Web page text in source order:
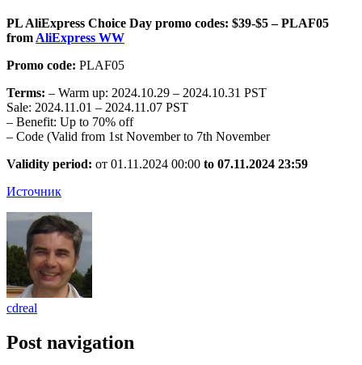
PL AliExpress Choice Day promo codes: $39-$5 – PLAF05
from AliExpress WW
Promo code: PLAF05
Terms: – Warm up: 2024.10.29 – 2024.10.31 PST
Sale: 2024.11.01 – 2024.11.07 PST
– Benefit: Up to 70% off
– Code (Valid from 1st November to 7th November
Validity period: от 01.11.2024 00:00 to 07.11.2024 23:59
Источник
cdreal
Post navigation